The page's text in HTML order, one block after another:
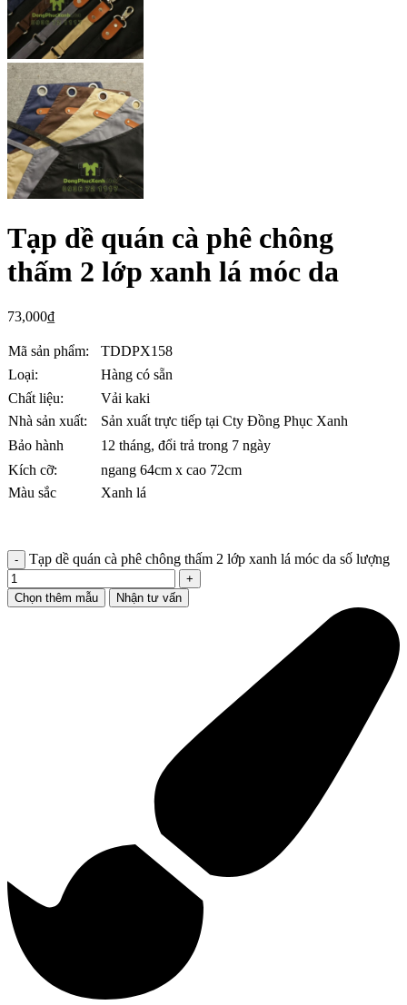
Tạp dề quán cà phê chông
thấm 2 lớp xanh lá móc da
73,000₫
Mã sản phẩm:
TDDPX158
Loại:
Hàng có sẵn
Chất liệu:
Vải kaki
Nhà sản xuất:
Sản xuất trực tiếp tại Cty Đồng Phục Xanh
Bảo hành
12 tháng, đổi trả trong 7 ngày
Kích cỡ:
ngang 64cm x cao 72cm
Màu sắc
Xanh lá
Tạp dề quán cà phê chông thấm 2 lớp xanh lá móc da số lượng
Chọn thêm mẫu Nhận tư vấn